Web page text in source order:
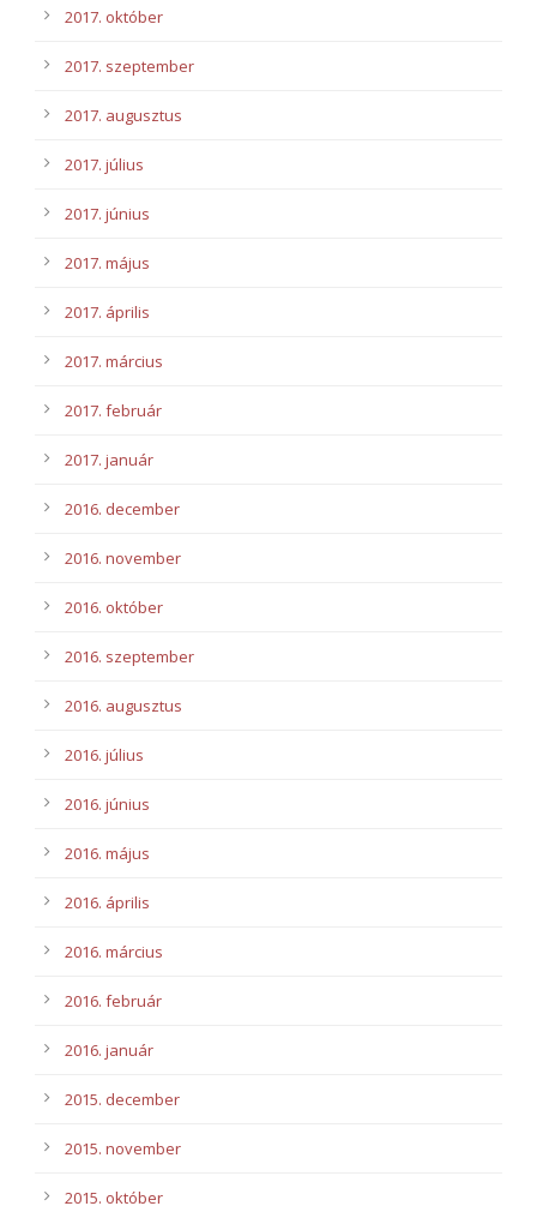
2017. október
2017. szeptember
2017. augusztus
2017. július
2017. június
2017. május
2017. április
2017. március
2017. február
2017. január
2016. december
2016. november
2016. október
2016. szeptember
2016. augusztus
2016. július
2016. június
2016. május
2016. április
2016. március
2016. február
2016. január
2015. december
2015. november
2015. október